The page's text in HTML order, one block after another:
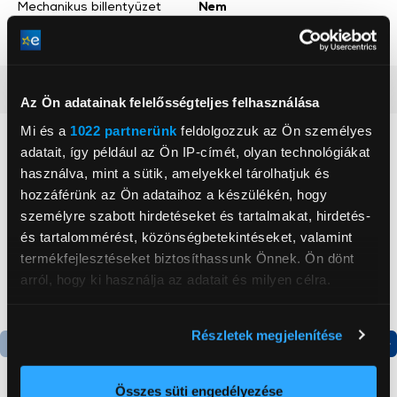
Az Ön adatainak felelősségteljes felhasználása
Mi és a 1022 partnerünk feldolgozzuk az Ön személyes
adatait, így például az Ön IP-címét, olyan technológiákat
használva, mint a sütik, amelyekkel tárolhatjuk és
hozzáférünk az Ön adataihoz a készülékén, hogy
személyre szabott hirdetéseket és tartalmakat, hirdetés-
és tartalommérést, közönségbetekintéseket, valamint
termékfejlesztéseket biztosíthassunk Önnek. Ön dönt
arról, hogy ki használja az adatait és milyen célra.
elhelyezkedéséről pár méteres pontossággal
Az Ön készülékén beazonosítása annak konkrét
Részletek megjelenítése
Összes süti engedélyezése
Mechanikus billentyűzet
Nem
Magyar billentyűzet
Neked ajánljuk
Termék adatlap Termék adatlap